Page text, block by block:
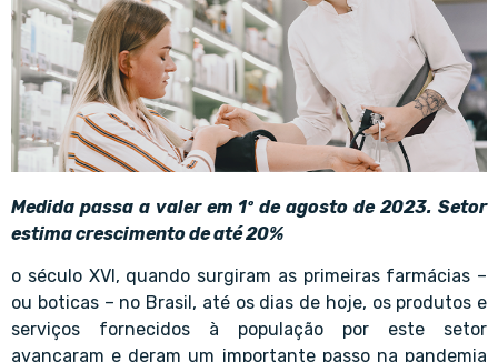
Medida passa a valer em 1º de agosto de 2023. Setor
estima crescimento de até 20%
o século XVI, quando surgiram as primeiras farmácias –
ou boticas – no Brasil, até os dias de hoje, os produtos e
serviços fornecidos à população por este setor
avançaram e deram um importante passo na pandemia